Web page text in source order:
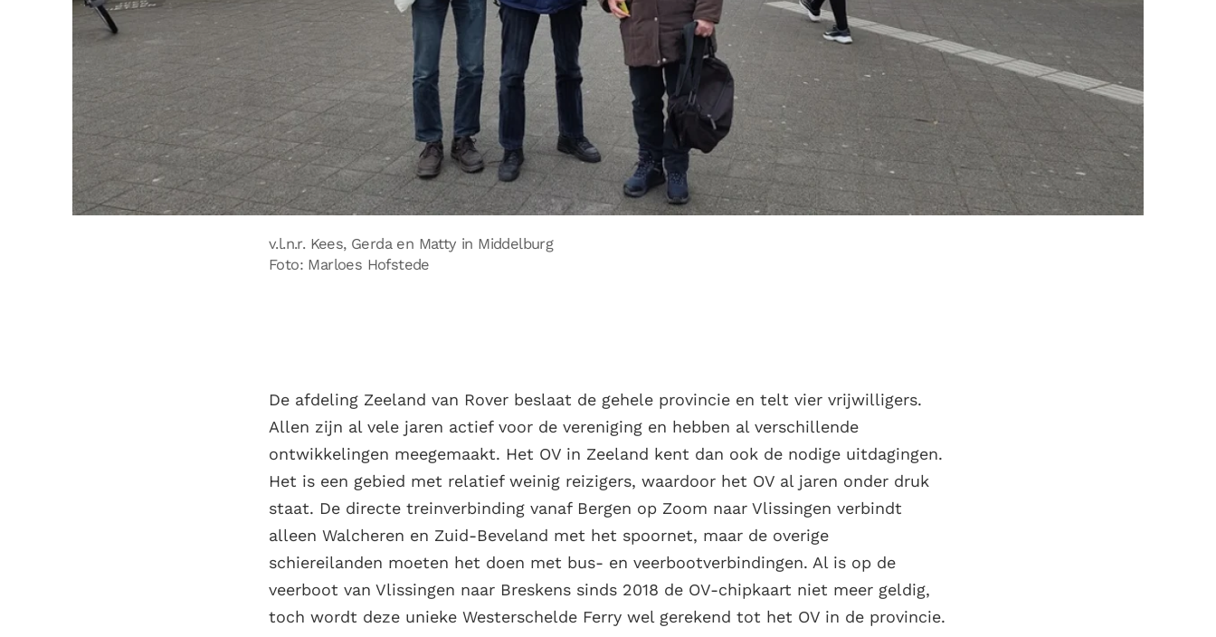
v.l.n.r. Kees, Gerda en Matty in Middelburg
Foto: Marloes Hofstede
De afdeling Zeeland van Rover beslaat de gehele provincie en telt vier vrijwilligers.
Allen zijn al vele jaren actief voor de vereniging en hebben al verschillende
ontwikkelingen meegemaakt. Het OV in Zeeland kent dan ook de nodige uitdagingen.
Het is een gebied met relatief weinig reizigers, waardoor het OV al jaren onder druk
staat. De directe treinverbinding vanaf Bergen op Zoom naar Vlissingen verbindt
alleen Walcheren en Zuid-Beveland met het spoornet, maar de overige
schiereilanden moeten het doen met bus- en veerbootverbindingen. Al is op de
veerboot van Vlissingen naar Breskens sinds 2018 de OV-chipkaart niet meer geldig,
toch wordt deze unieke Westerschelde Ferry wel gerekend tot het OV in de provincie.